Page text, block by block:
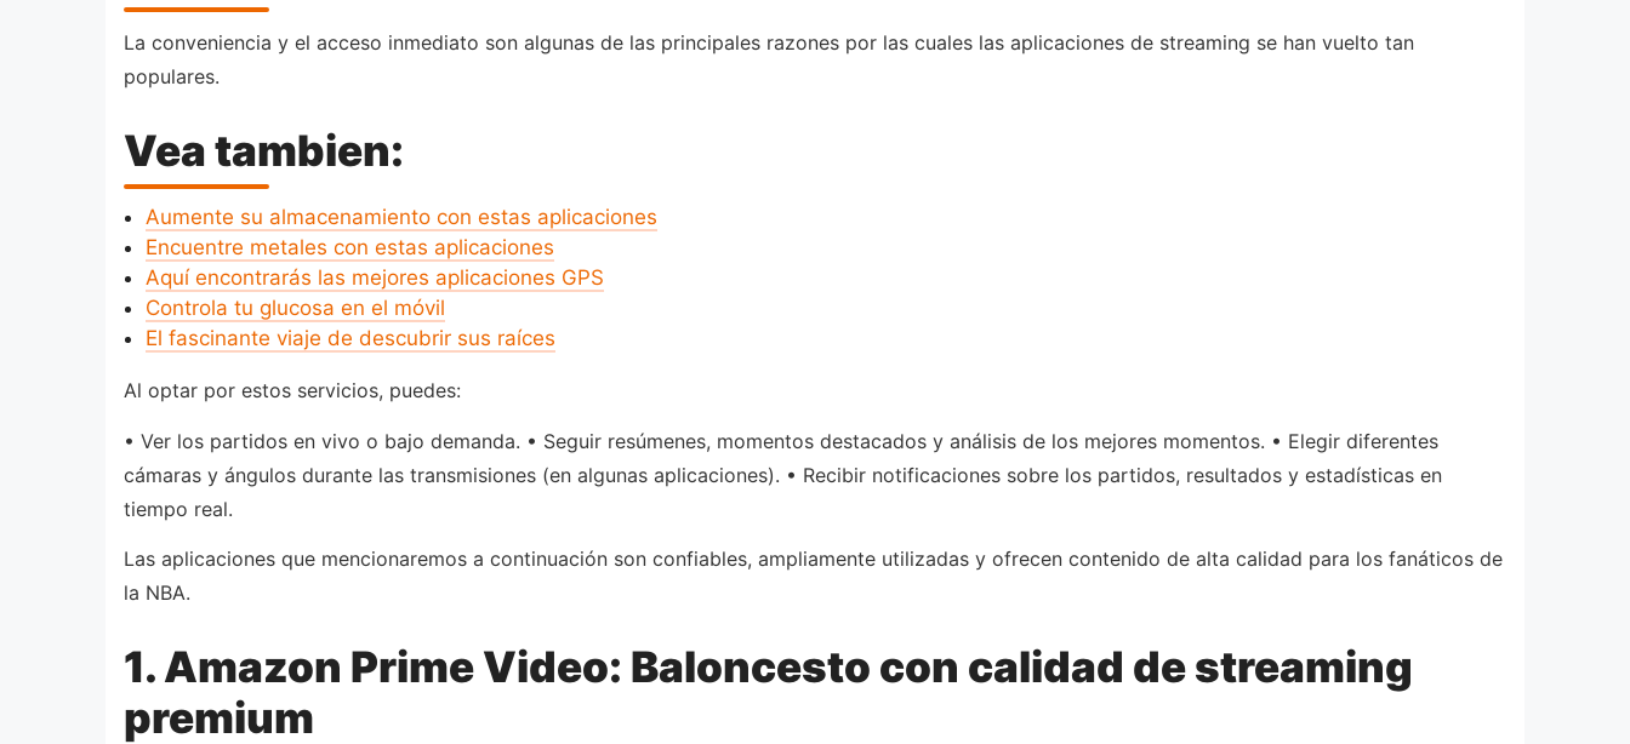
La conveniencia y el acceso inmediato son algunas de las principales razones por las cuales las aplicaciones de streaming se han vuelto tan
populares.
Vea tambien:
Aumente su almacenamiento con estas aplicaciones
Encuentre metales con estas aplicaciones
Aquí encontrarás las mejores aplicaciones GPS
Controla tu glucosa en el móvil
El fascinante viaje de descubrir sus raíces
Al optar por estos servicios, puedes:
• Ver los partidos en vivo o bajo demanda. • Seguir resúmenes, momentos destacados y análisis de los mejores momentos. • Elegir diferentes
cámaras y ángulos durante las transmisiones (en algunas aplicaciones). • Recibir notificaciones sobre los partidos, resultados y estadísticas en
tiempo real.
Las aplicaciones que mencionaremos a continuación son confiables, ampliamente utilizadas y ofrecen contenido de alta calidad para los fanáticos de
la NBA.
1. Amazon Prime Video: Baloncesto con calidad de streaming
premium